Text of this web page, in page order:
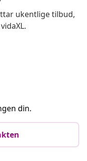
ukentlige tilbud,
din.